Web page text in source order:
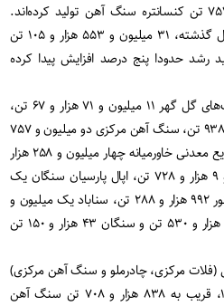
امسال ۳۳ میلیون و ۱۶۸ هزار و ۷۵۷ تن کنسانتره سنگ آهن تولید کرده‌اند.
باتوجه به اینکه در مدت مشابه سال گذشته، ۳۱ میلیون و ۵۵۳ هزار و ۱۰۵ تن
رشد حدودا پنج درصد افزایش پیدا کرده
از این میزان تولید، به ترتیب شرکت‌های گل گهر ۱۱ میلیون و ۷۱ هزار و ۶۷ تن،
چادرملو هفت میلیون و ۵۸۷ هزار و ۹۳۸ تن، سنگ آهن مرکزی دو میلیون و ۷۵۷
هزار و ۳۳ تن، توسعه معادن و صنایع معدنی خاورمیانه چهار میلیون و ۲۵۸ هزار
و ۴۷۳ تن، گهر زمین سه میلیون و ۹ هزار و ۷۲۸ تن، اپال پارسیان سنگان یک
میلیون و ۵۴۷ هزار و ۴۰۸ تن، صبانور ۹۹۲ هزار و ۲۸۸ تن، سناباد یک میلیون و
۶۲۵ هزار و ۱۴۲ تن، جلال آباد ۲۷۶ هزار و ۵۳۰ تن و سنگان ۴۳ هزار و ۱۵۰ تن
مرکزی، چادرملو و سنگ آهن مرکزی)
نیز در طول هشت ماهه سال ۱۳۹۹، قریب به ۸۳۸ هزار و ۷۰۸ تن سنگ آهن